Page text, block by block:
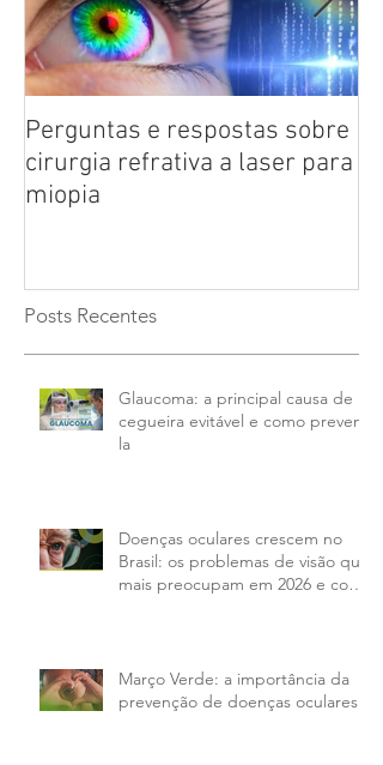
Perguntas e respostas sobre
cirurgia refrativa a laser para
miopia
Posts Recentes
Glaucoma: a principal causa de
cegueira evitável e como preveni-
la
Doenças oculares crescem no
Brasil: os problemas de visão que
mais preocupam em 2026 e como
Março Verde: a importância da
prevenção de doenças oculares